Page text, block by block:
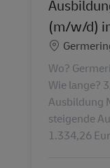
(m/w/d)
Locatie
Wo?
Wie lange?
Ausbildung
steigende
1.334,26